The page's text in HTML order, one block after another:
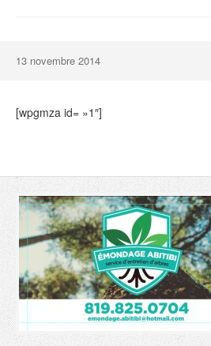
13 novembre 2014
[wpgmza id= »1″]